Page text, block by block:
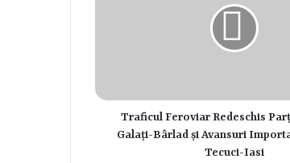
Traficul Feroviar Redeschis
Galați-Bârlad și Avansuri
Tecuci-Iasi